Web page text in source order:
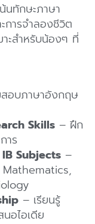
นทักษะภาษา
การจำลองชีวิต
ะสำหรับน้องๆ ที่
อบภาษาอังกฤษ
Skills – ฝึก
าร
Subjects –
Mathematics,
– เรียนรู้
อไอเดีย